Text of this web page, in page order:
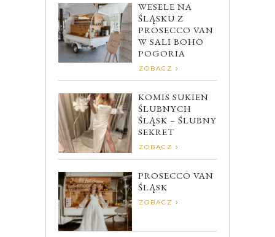
WESELE NA
ŚLĄSKU Z
PROSECCO VAN
W SALI BOHO
POGORIA
ZOBACZ
KOMIS SUKIEN
ŚLUBNYCH
ŚLĄSK – ŚLUBNY
SEKRET
ZOBACZ
PROSECCO VAN
ŚLĄSK
ZOBACZ